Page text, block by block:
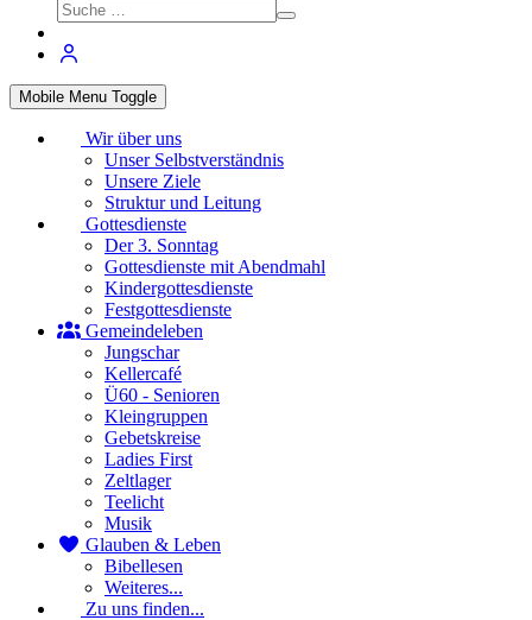
Mobile Menu Toggle
Wir über uns
Unser Selbstverständnis
Unsere Ziele
Struktur und Leitung
Gottesdienste
Der 3. Sonntag
Gottesdienste mit Abendmahl
Kindergottesdienste
Festgottesdienste
Gemeindeleben
Jungschar
Kellercafé
Ü60 - Senioren
Kleingruppen
Gebetskreise
Ladies First
Zeltlager
Teelicht
Musik
Glauben & Leben
Bibellesen
Weiteres...
Zu uns finden...